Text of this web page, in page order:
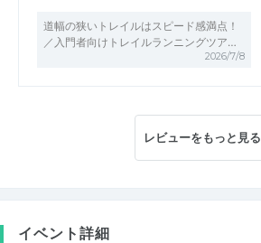
道幅の狭いトレイルはスピード感満点！
／入門者向けトレイルランニングツア…
2026/7/8
レビューをもっと見る
イベント詳細